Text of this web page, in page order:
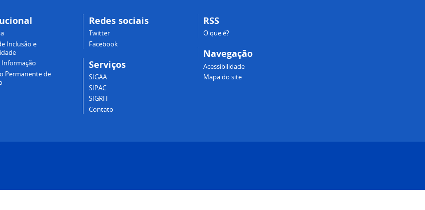
Inclusão e
Informação
Permanente de
Redes sociais
Twitter
Facebook
Serviços
SIGAA
SIPAC
SIGRH
Contato
RSS
O que é?
Navegação
Acessibilidade
Mapa do site